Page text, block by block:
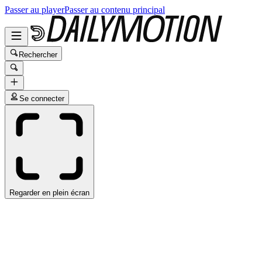
Passer au playerPasser au contenu principal
Rechercher
Se connecter
Regarder en plein écran